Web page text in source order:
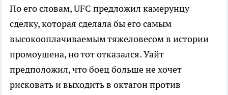
По его словам, UFC предложил камерунцу
сделку, которая сделала бы его самым
высокооплачиваемым тяжеловесом в истории
промоушена, но тот отказался. Уайт
предположил, что боец больше не хочет
рисковать и выходить в октагон против